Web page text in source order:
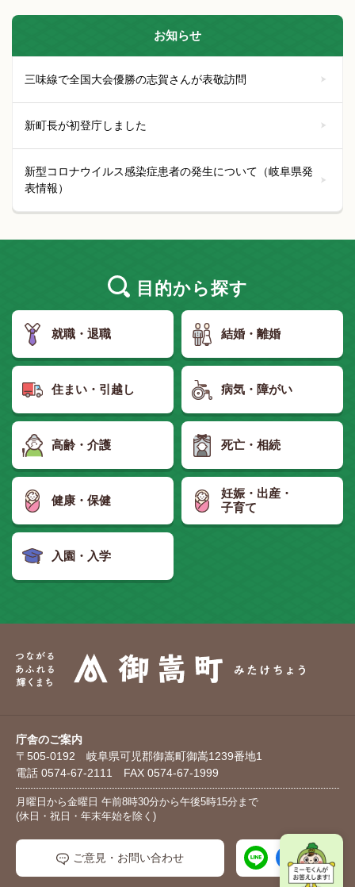
お知らせ
三味線で全国大会優勝の志賀さんが表敬訪問
新町長が初登庁しました
新型コロナウイルス感染症患者の発生について（岐阜県発
表情報）
目的から探す
就職・退職 結婚・離婚
住まい・引越し 病気・障がい
高齢・介護 死亡・相続
健康・保健
妊娠・出産・
子育て
入園・入学
庁舎のご案内
〒505-0192 岐阜県可児郡御嵩町御嵩1239番地1
電話 0574-67-2111 FAX 0574-67-1999
月曜日から金曜日 午前8時30分から午後5時15分まで
(休日・祝日・年末年始を除く)
ご意見・お問い合わせ